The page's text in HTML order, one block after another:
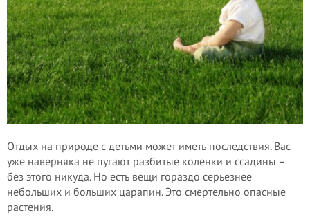
Отдых на природе с детьми может иметь последствия. Вас
уже наверняка не пугают разбитые коленки и ссадины –
без этого никуда. Но есть вещи гораздо серьезнее
небольших и больших царапин. Это смертельно опасные
растения.